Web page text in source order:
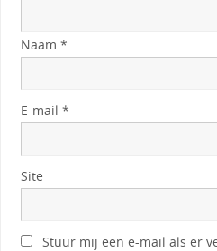
Naam *
E-mail *
Site
Stuur mij een e-mail als er